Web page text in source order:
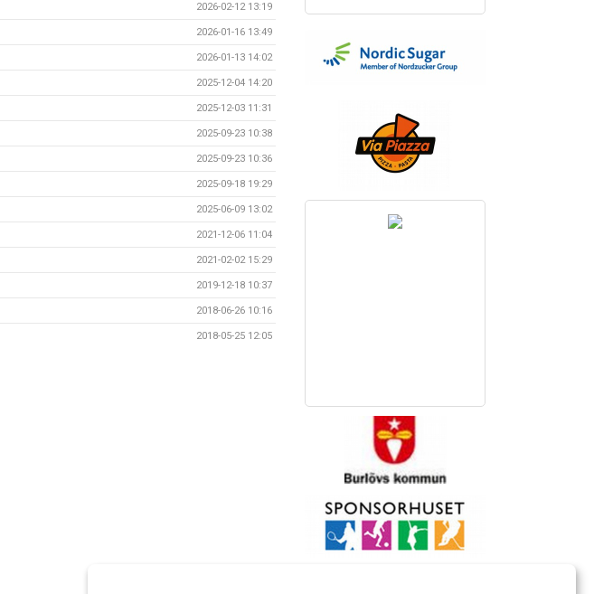
2026-02-12 13:19
2026-01-16 13:49
2026-01-13 14:02
2025-12-04 14:20
2025-12-03 11:31
2025-09-23 10:38
2025-09-23 10:36
2025-09-18 19:29
2025-06-09 13:02
2021-12-06 11:04
2021-02-02 15:29
2019-12-18 10:37
2018-06-26 10:16
2018-05-25 12:05